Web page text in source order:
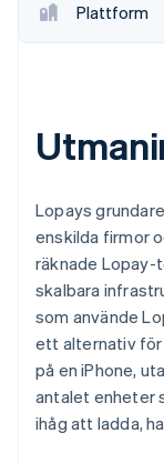
Plattform
Lopays
enskilda firmor
räknade Lopay-
skalbara
som använde
ett alternativ
på en iPhone,
antalet enheter
ihåg att ladda,